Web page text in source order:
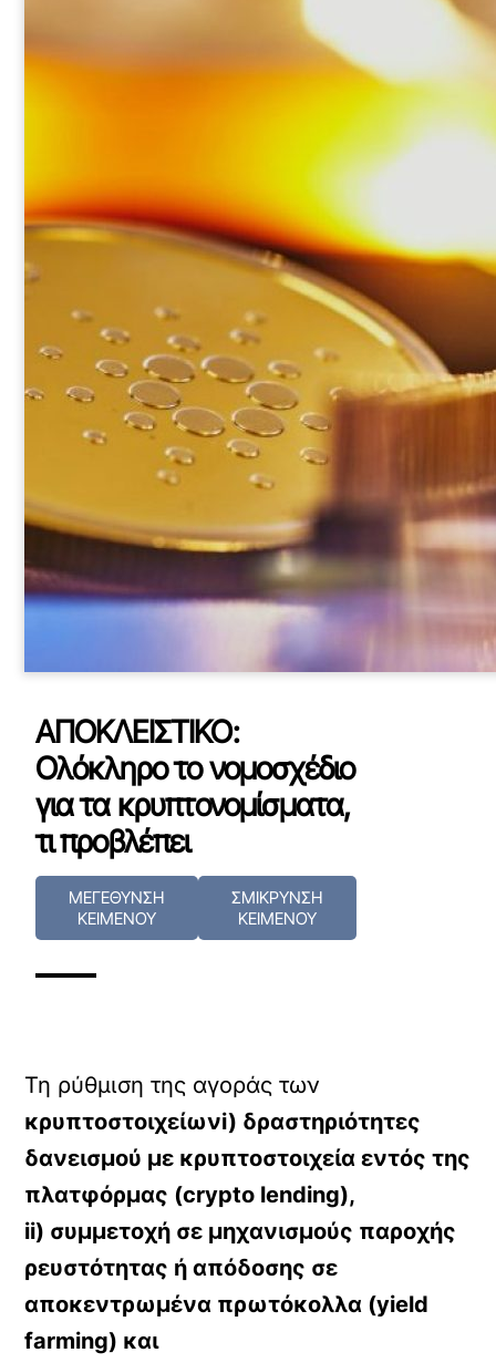
ΑΠΟΚΛΕΙΣΤΙΚΟ:
Ολόκληρο το νομοσχέδιο
για τα κρυπτονομίσματα,
τι προβλέπει
ΜΕΓΕΘΥΝΣΗ
ΚΕΙΜΕΝΟΥ
ΣΜΙΚΡΥΝΣΗ
ΚΕΙΜΕΝΟΥ
Τη ρύθμιση της αγοράς των
κρυπτοστοιχείωνi) δραστηριότητες
δανεισμού με κρυπτοστοιχεία εντός της
πλατφόρμας (crypto lending),
ii) συμμετοχή σε μηχανισμούς παροχής
ρευστότητας ή απόδοσης σε
αποκεντρωμένα πρωτόκολλα (yield
farming) και